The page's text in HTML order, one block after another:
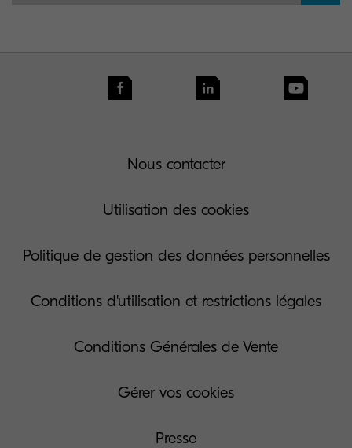
Nous contacter
Utilisation des cookies
Politique de gestion des données personnelles
Conditions d'utilisation et restrictions légales
Conditions Générales de Vente
Gérer vos cookies
Presse